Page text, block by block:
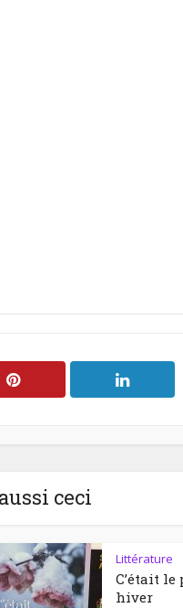
ceci
Littérature
C’était
hiver